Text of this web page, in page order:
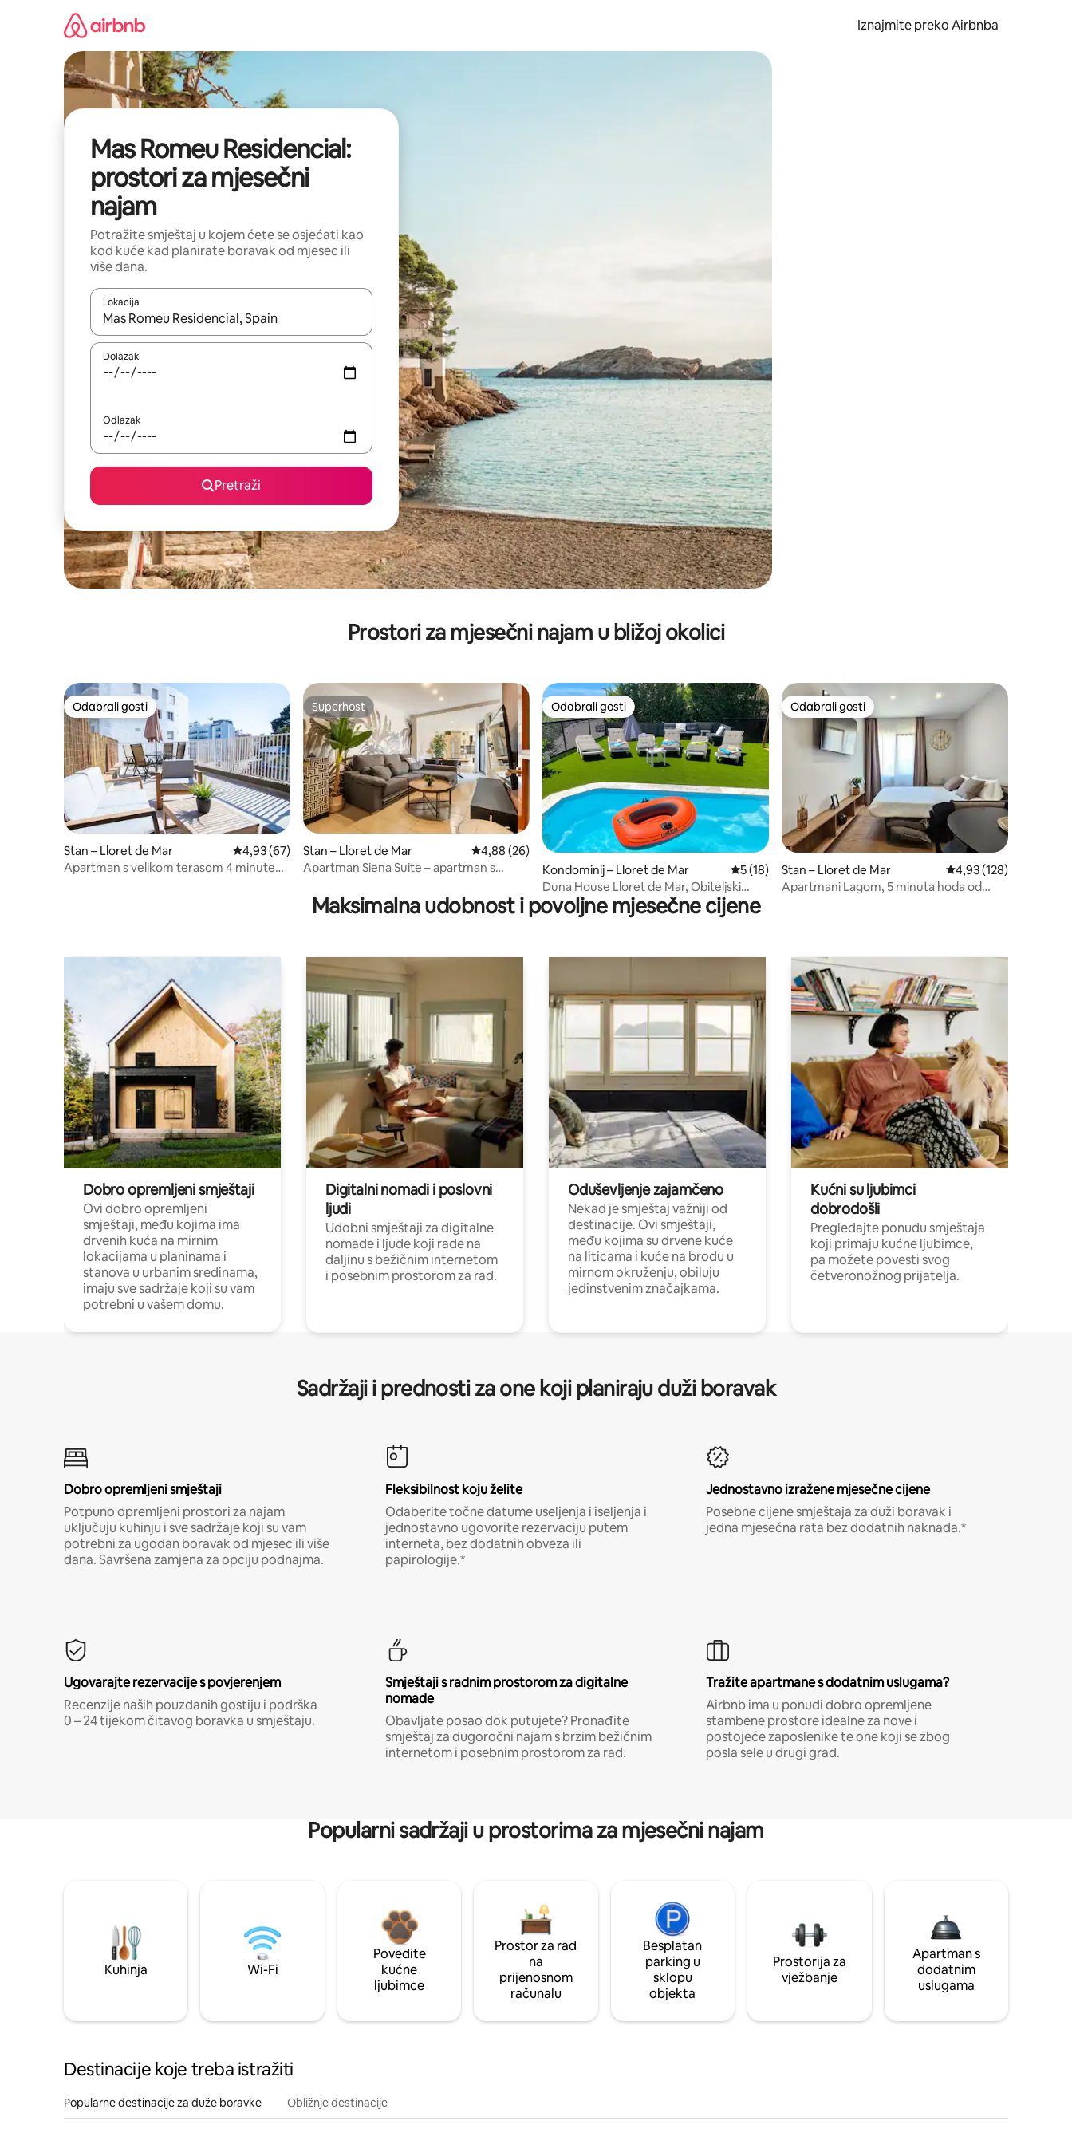
Iznajmite preko Airbnba
Mas Romeu Residencial:
prostori za mjesečni
najam
Potražite smještaj u kojem ćete se osjećati kao
kod kuće kad planirate boravak od mjesec ili
više dana.
Lokacija
Kada budu dostupni rezultati, moći ćete ih pregledati koristeći se strelicama prema gore i prema dolje, kao i dodirom ili prelaskom prstom po zaslonu.
Dolazak
Odlazak
Pretraži
Prostori za mjesečni najam u bližoj okolici
Odabrali gosti
Odabrali gosti
Stan – Lloret de Mar Prosječna ocjena: 4,93/5, recenzija: 67
4,93 (67)
Apartman s velikom terasom 4 minute
Superhost
Superhost
Stan – Lloret de Mar Prosječna ocjena: 4,88/5, recenzija: 26
4,88 (26)
Apartman Siena Suite – apartman s
Odabrali gosti
Odabrali gosti
Kondominij – Lloret de Mar Prosječna ocjena: 5/5, recenzija: 18
5 (18)
Duna House Lloret de Mar, Obiteljski
apartman 3
Odabrali gosti
Odabrali gosti
Stan – Lloret de Mar Prosječna ocjena:
4,93 (128)
Apartmani Lagom, 5 minuta hoda od
Maksimalna udobnost i povoljne mjesečne cijene
Dobro opremljeni smještaji
Ovi dobro opremljeni
smještaji, među kojima ima
drvenih kuća na mirnim
lokacijama u planinama i
stanova u urbanim sredinama,
imaju sve sadržaje koji su vam
potrebni u vašem domu.
Digitalni nomadi i poslovni
ljudi
Udobni smještaji za digitalne
nomade i ljude koji rade na
daljinu s bežičnim internetom
i posebnim prostorom za rad.
Oduševljenje zajamčeno
Nekad je smještaj važniji od
destinacije. Ovi smještaji,
među kojima su drvene kuće
na liticama i kuće na brodu u
mirnom okruženju, obiluju
jedinstvenim značajkama.
Kućni su ljubimci
dobrodošli
Pregledajte ponudu smještaja
koji primaju kućne ljubimce,
pa možete povesti svog
četveronožnog prijatelja.
Sadržaji i prednosti za one koji planiraju duži boravak
Dobro opremljeni smještaji
Potpuno opremljeni prostori za najam
uključuju kuhinju i sve sadržaje koji su vam
potrebni za ugodan boravak od mjesec ili više
dana. Savršena zamjena za opciju podnajma.
Fleksibilnost koju želite
Odaberite točne datume useljenja i iseljenja i
jednostavno ugovorite rezervaciju putem
interneta, bez dodatnih obveza ili
papirologije.*
Jednostavno izražene mjesečne cijene
Posebne cijene smještaja za duži boravak i
jedna mjesečna rata bez dodatnih naknada.*
Ugovarajte rezervacije s povjerenjem
Recenzije naših pouzdanih gostiju i podrška
0 – 24 tijekom čitavog boravka u smještaju.
Smještaji s radnim prostorom za digitalne
nomade
Obavljate posao dok putujete? Pronađite
smještaj za dugoročni najam s brzim bežičnim
internetom i posebnim prostorom za rad.
Tražite apartmane s dodatnim uslugama?
Airbnb ima u ponudi dobro opremljene
stambene prostore idealne za nove i
postojeće zaposlenike te one koji se zbog
posla sele u drugi grad.
Popularni sadržaji u prostorima za mjesečni najam
Kuhinja Wi-Fi
Povedite
kućne
ljubimce
Prostor za rad
na
prijenosnom
računalu
Besplatan
parking u
sklopu
objekta
Prostorija za
vježbanje
Apartman s
dodatnim
uslugama
Destinacije koje treba istražiti
Popularne destinacije za duže boravke Obližnje destinacije